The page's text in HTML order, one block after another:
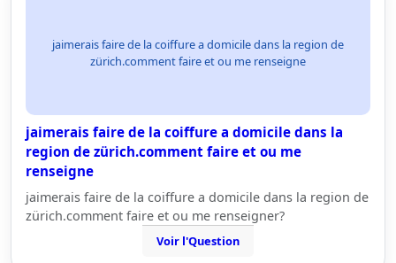
jaimerais faire de la coiffure a domicile dans la region de
zürich.comment faire et ou me renseigne
jaimerais faire de la coiffure a domicile dans la
region de zürich.comment faire et ou me
renseigne
jaimerais faire de la coiffure a domicile dans la region de
zürich.comment faire et ou me renseigner?
Voir l'Question